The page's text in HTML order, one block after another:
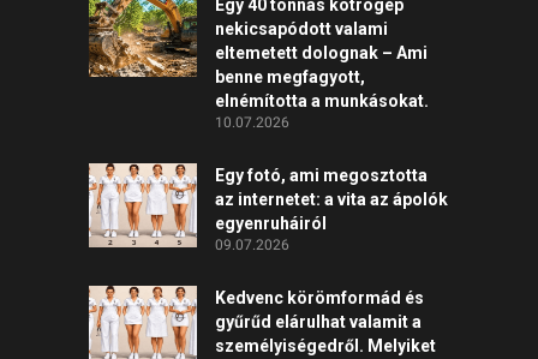
Egy 40 tonnás kotrógép
nekicsapódott valami
eltemetett dolognak – Ami
benne megfagyott,
elnémította a munkásokat.
10.07.2026
Egy fotó, ami megosztotta
az internetet: a vita az ápolók
egyenruháiról
09.07.2026
Kedvenc körömformád és
gyűrűd elárulhat valamit a
személyiségedről. Melyiket